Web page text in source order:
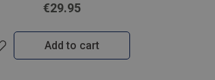
€29.95
Add to cart